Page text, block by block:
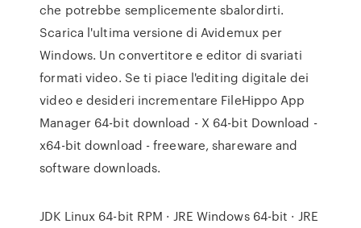
che potrebbe semplicemente sbalordirti.
Scarica l'ultima versione di Avidemux per
Windows. Un convertitore e editor di svariati
formati video. Se ti piace l'editing digitale dei
video e desideri incrementare FileHippo App
Manager 64-bit download - X 64-bit Download -
x64-bit download - freeware, shareware and
software downloads.
JDK Linux 64-bit RPM · JRE Windows 64-bit · JRE